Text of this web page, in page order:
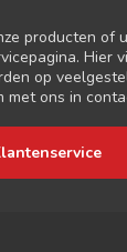
producten of
Hier
op
met ons in